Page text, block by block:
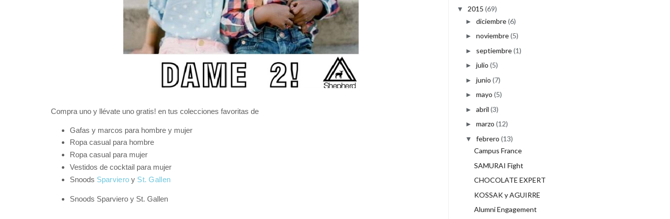
Compra uno y llévate uno gratis! en tus colecciones favoritas de
Gafas y marcos para hombre y mujer
Ropa casual para hombre
Ropa casual para mujer
Vestidos de cocktail para mujer
Snoods Sparviero y St. Gallen
Snoods Sparviero y St. Gallen
▼ 2015 (69)
► diciembre(6)
► noviembre(5)
► septiembre(1)
► julio (5)
► junio (7)
► mayo (5)
► abril (3)
► marzo (12)
▼ febrero (13)
Campus France
SAMURAI Fight
CHOCOLATE EXPERT
KOSSAK y AGUIRRE
Alumni Engagement